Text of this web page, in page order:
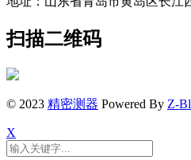
扫描二维码
© 2023 精密测器 Powered By Z-
X